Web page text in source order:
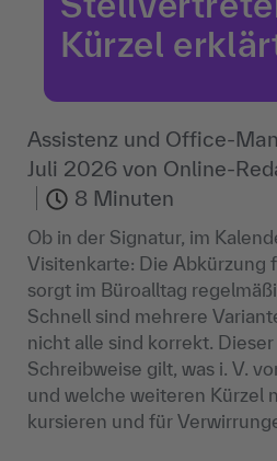
Kürzel
Assistenz und Office-
Juli 2026 von Online-
8 Minuten
Ob in der Signatur, im
Visitenkarte: Die Abkürzung
sorgt im Büroalltag
Schnell sind mehrere
nicht alle sind korrekt.
Schreibweise gilt, was i. V.
und welche weiteren Kürzel
kursieren und für